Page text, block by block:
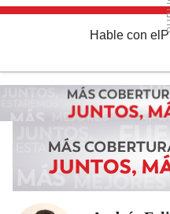
Hable con el